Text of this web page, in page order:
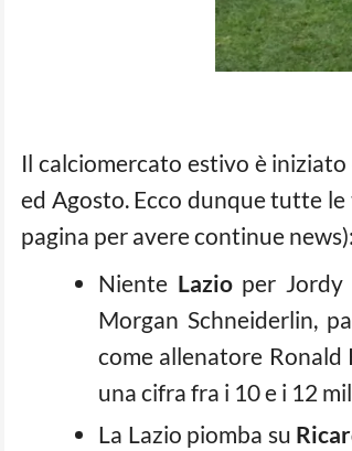
Il calciomercato estivo è
ed Agosto. Ecco dunque tutte
pagina per avere continue news):
Niente Lazioper Jordy
Morgan Schneiderlin,
come allenatore
una cifra fra i 10 e i 12
La Lazio piomba su